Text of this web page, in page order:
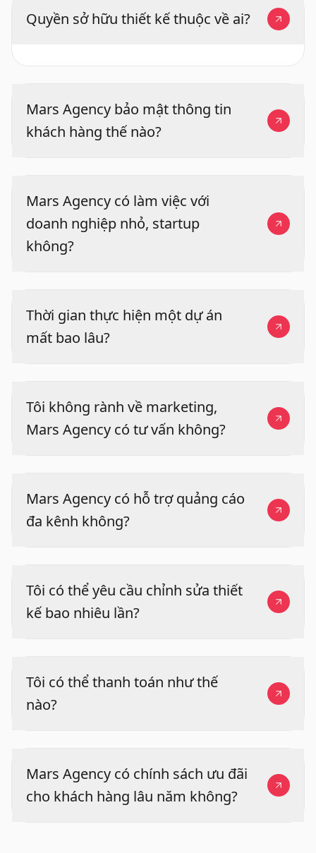
Quyền sở hữu thiết kế thuộc về ai?
Mars Agency bảo mật thông tin
khách hàng thế nào?
Mars Agency có làm việc với
doanh nghiệp nhỏ, startup
không?
Thời gian thực hiện một dự án
mất bao lâu?
Tôi không rành về marketing,
Mars Agency có tư vấn không?
Mars Agency có hỗ trợ quảng cáo
đa kênh không?
Tôi có thể yêu cầu chỉnh sửa thiết
kế bao nhiêu lần?
Tôi có thể thanh toán như thế
nào?
Mars Agency có chính sách ưu đãi
cho khách hàng lâu năm không?